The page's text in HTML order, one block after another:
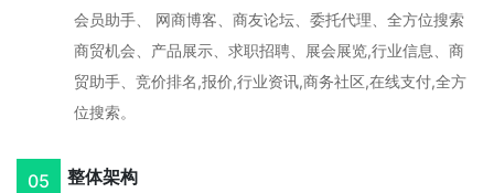
会员助手、 网商博客、商友论坛、委托代理、全方位搜索
商贸机会、产品展示、求职招聘、展会展览,行业信息、商
贸助手、竞价排名,报价,行业资讯,商务社区,在线支付,全方
位搜索。
05 整体架构